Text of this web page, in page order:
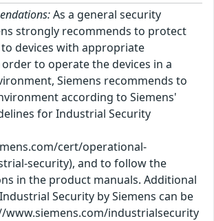
As a general security
strongly recommends to protect
devices with appropriate
to operate the devices in a
Siemens recommends to
according to Siemens'
for Industrial Security
cert/operational-
security), and to follow the
in the product manuals. Additional
Security by Siemens can be
industrialsecurity